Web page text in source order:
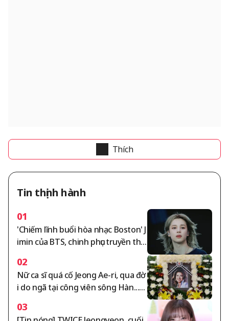
Thích
Tin thịnh hành
01
'Chiếm lĩnh buổi hòa nhạc Boston' J
imin của BTS, chinh phục truyền thô
hành biểu tượng toàn cầu
02
Nữ ca sĩ quá cố Jeong Ae-ri, qua đờ
i do ngã tại công viên sông Hàn...H
mất [StarIssue]
03